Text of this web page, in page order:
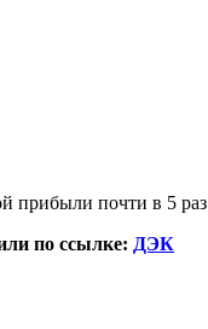
почти в 5
по ссылке: ДЭК